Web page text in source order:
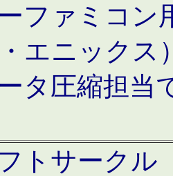
ファミコン
エニックス
タ圧縮担当
トサークル